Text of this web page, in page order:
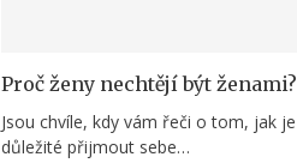
Proč ženy nechtějí být ženami?
Jsou chvíle, kdy vám řeči o tom, jak je
důležité přijmout sebe…